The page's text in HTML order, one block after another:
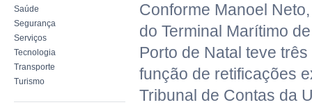
Saúde
Segurança
Serviços
Tecnologia
Transporte
Turismo
Conforme Manoel
do Terminal Marítimo
Porto de Natal teve
função de retificações
Tribunal de Contas da